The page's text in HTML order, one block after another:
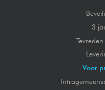
3
Voor